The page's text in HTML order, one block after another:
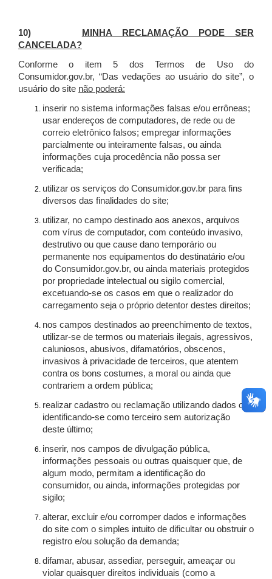
10)
MINHA RECLAMAÇÃO PODE SER
CANCELADA?
Conforme o item 5 dos Termos de Uso do
Consumidor.gov.br, “Das vedações ao usuário do site”, o
usuário do site não poderá:
inserir no sistema informações falsas e/ou errôneas;
usar endereços de computadores, de rede ou de
correio eletrônico falsos; empregar informações
parcialmente ou inteiramente falsas, ou ainda
informações cuja procedência não possa ser
verificada;
utilizar os serviços do Consumidor.gov.br para fins
diversos das finalidades do site;
utilizar, no campo destinado aos anexos, arquivos
com vírus de computador, com conteúdo invasivo,
destrutivo ou que cause dano temporário ou
permanente nos equipamentos do destinatário e/ou
do Consumidor.gov.br, ou ainda materiais protegidos
por propriedade intelectual ou sigilo comercial,
excetuando-se os casos em que o realizador do
carregamento seja o próprio detentor destes direitos;
nos campos destinados ao preenchimento de textos,
utilizar-se de termos ou materiais ilegais, agressivos,
caluniosos, abusivos, difamatórios, obscenos,
invasivos à privacidade de terceiros, que atentem
contra os bons costumes, a moral ou ainda que
contrariem a ordem pública;
realizar cadastro ou reclamação utilizando dados ou
identificando-se como terceiro sem autorização
deste último;
inserir, nos campos de divulgação pública,
informações pessoais ou outras quaisquer que, de
algum modo, permitam a identificação do
consumidor, ou ainda, informações protegidas por
sigilo;
alterar, excluir e/ou corromper dados e informações
do site com o simples intuito de dificultar ou obstruir o
registro e/ou solução da demanda;
difamar, abusar, assediar, perseguir, ameaçar ou
violar quaisquer direitos individuais (como a